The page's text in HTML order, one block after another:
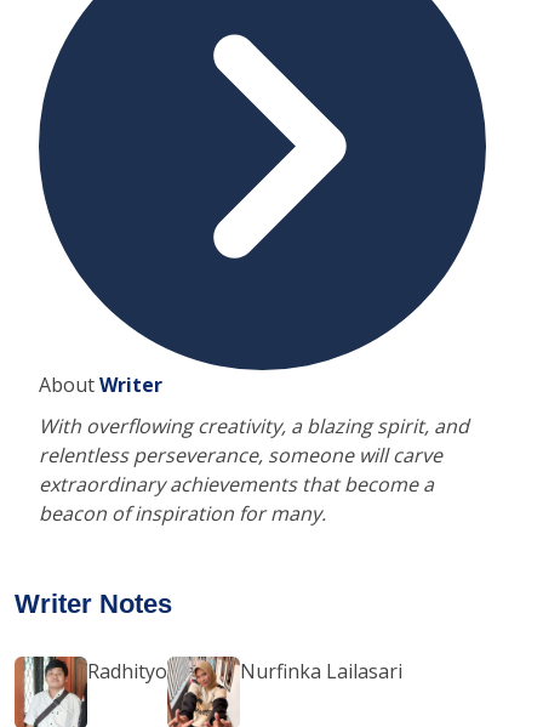
AboutWriter
With overflowing creativity, a blazing spirit, and
relentless perseverance, someone will carve
extraordinary achievements that become a
beacon of inspiration for many.
Writer Notes
Radhityo Nurfinka Lailasari